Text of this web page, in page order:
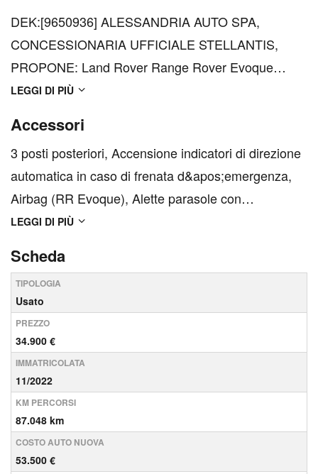
DEK:[9650936] ALESSANDRIA AUTO SPA,
CONCESSIONARIA UFFICIALE STELLANTIS,
PROPONE: Land Rover Range Rover Evoque
VETTURA IN OTTIME CONDIZIONI, CONTROLLO
CONSEGNA PRESSO LA NOSTRA OFFICINA
GARANZIA LEGALE DI CONFORMITA' 12 MESI -
Cerchi in lega da 18' - Cambio au...
LEGGI DI PIÙ
Accessori
3 posti posteriori, Accensione indicatori di direzione
automatica in caso di frenata d&apos;emergenza,
Airbag (RR Evoque), Alette parasole con
specchietto di cortesia illuminato (guidatore e
Apertura finestrini attraverso telecomando vettura,
Avviso ...
LEGGI DI PIÙ
Scheda
TIPOLOGIA
Usato
PREZZO
34.900 €
IMMATRICOLATA
11/2022
KM PERCORSI
87.048 km
COSTO AUTO NUOVA
53.500 €